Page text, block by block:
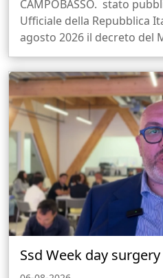
CAMPOBASSO. stato
Ufficiale della Repubblica
agosto 2026 il decreto del
Ssd Week day